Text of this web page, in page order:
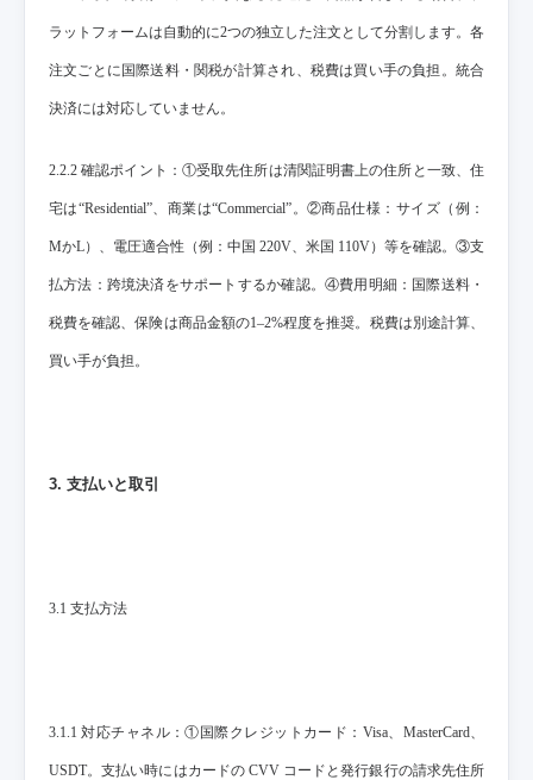
ラットフォームは自動的に2つの独立した注文として分割します。各
注文ごとに国際送料・関税が計算され、税費は買い手の負担。統合
決済には対応していません。
2.2.2 確認ポイント：①受取先住所は清関証明書上の住所と一致、住
宅は“Residential”、商業は“Commercial”。②商品仕様：サイズ（例：
MかL）、電圧適合性（例：中国 220V、米国 110V）等を確認。③支
払方法：跨境決済をサポートするか確認。④費用明細：国際送料・
税費を確認、保険は商品金額の1–2%程度を推奨。税費は別途計算、
買い手が負担。
3. 支払いと取引
3.1 支払方法
3.1.1 対応チャネル：①国際クレジットカード：Visa、MasterCard、
USDT。支払い時にはカードの CVV コードと発行銀行の請求先住所